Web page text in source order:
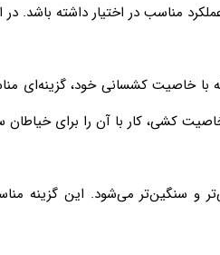
مناسب در اختیار داشته باشد.
۶۵٪ پلی‌استر و ۳۵٪ ویسکوز است که با
کشی، کار با آن را برای خیاطان
ظاهر پارچه رسمی‌تر و سنگین‌تر